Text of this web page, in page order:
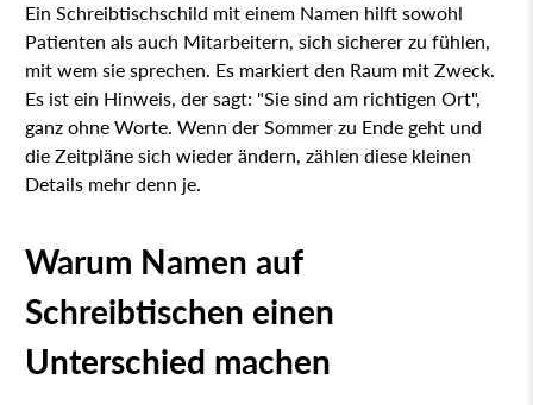
Ein Schreibtischschild mit einem Namen hilft sowohl
Patienten als auch Mitarbeitern, sich sicherer zu fühlen,
mit wem sie sprechen. Es markiert den Raum mit Zweck.
Es ist ein Hinweis, der sagt: "Sie sind am richtigen Ort",
ganz ohne Worte. Wenn der Sommer zu Ende geht und
die Zeitpläne sich wieder ändern, zählen diese kleinen
Details mehr denn je.
Warum Namen auf
Schreibtischen einen
Unterschied machen